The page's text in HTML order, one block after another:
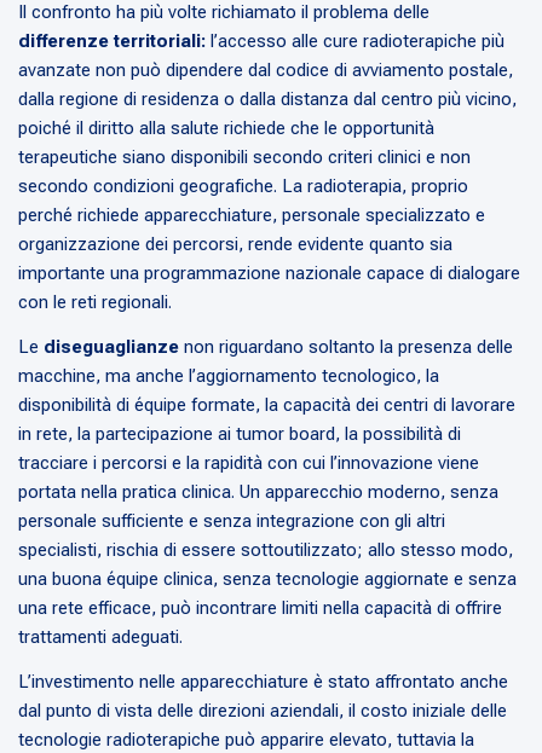
Il confronto ha più volte richiamato il problema delle
differenze territoriali: l’accesso alle cure radioterapiche più
avanzate non può dipendere dal codice di avviamento postale,
dalla regione di residenza o dalla distanza dal centro più vicino,
poiché il diritto alla salute richiede che le opportunità
terapeutiche siano disponibili secondo criteri clinici e non
secondo condizioni geografiche. La radioterapia, proprio
perché richiede apparecchiature, personale specializzato e
organizzazione dei percorsi, rende evidente quanto sia
importante una programmazione nazionale capace di dialogare
con le reti regionali.
Le diseguaglianze non riguardano soltanto la presenza delle
macchine, ma anche l’aggiornamento tecnologico, la
disponibilità di équipe formate, la capacità dei centri di lavorare
in rete, la partecipazione ai tumor board, la possibilità di
tracciare i percorsi e la rapidità con cui l’innovazione viene
portata nella pratica clinica. Un apparecchio moderno, senza
personale sufficiente e senza integrazione con gli altri
specialisti, rischia di essere sottoutilizzato; allo stesso modo,
una buona équipe clinica, senza tecnologie aggiornate e senza
una rete efficace, può incontrare limiti nella capacità di offrire
trattamenti adeguati.
L’investimento nelle apparecchiature è stato affrontato anche
dal punto di vista delle direzioni aziendali, il costo iniziale delle
tecnologie radioterapiche può apparire elevato, tuttavia la